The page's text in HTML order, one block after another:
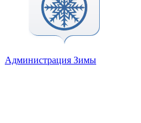
Администрация Зимы